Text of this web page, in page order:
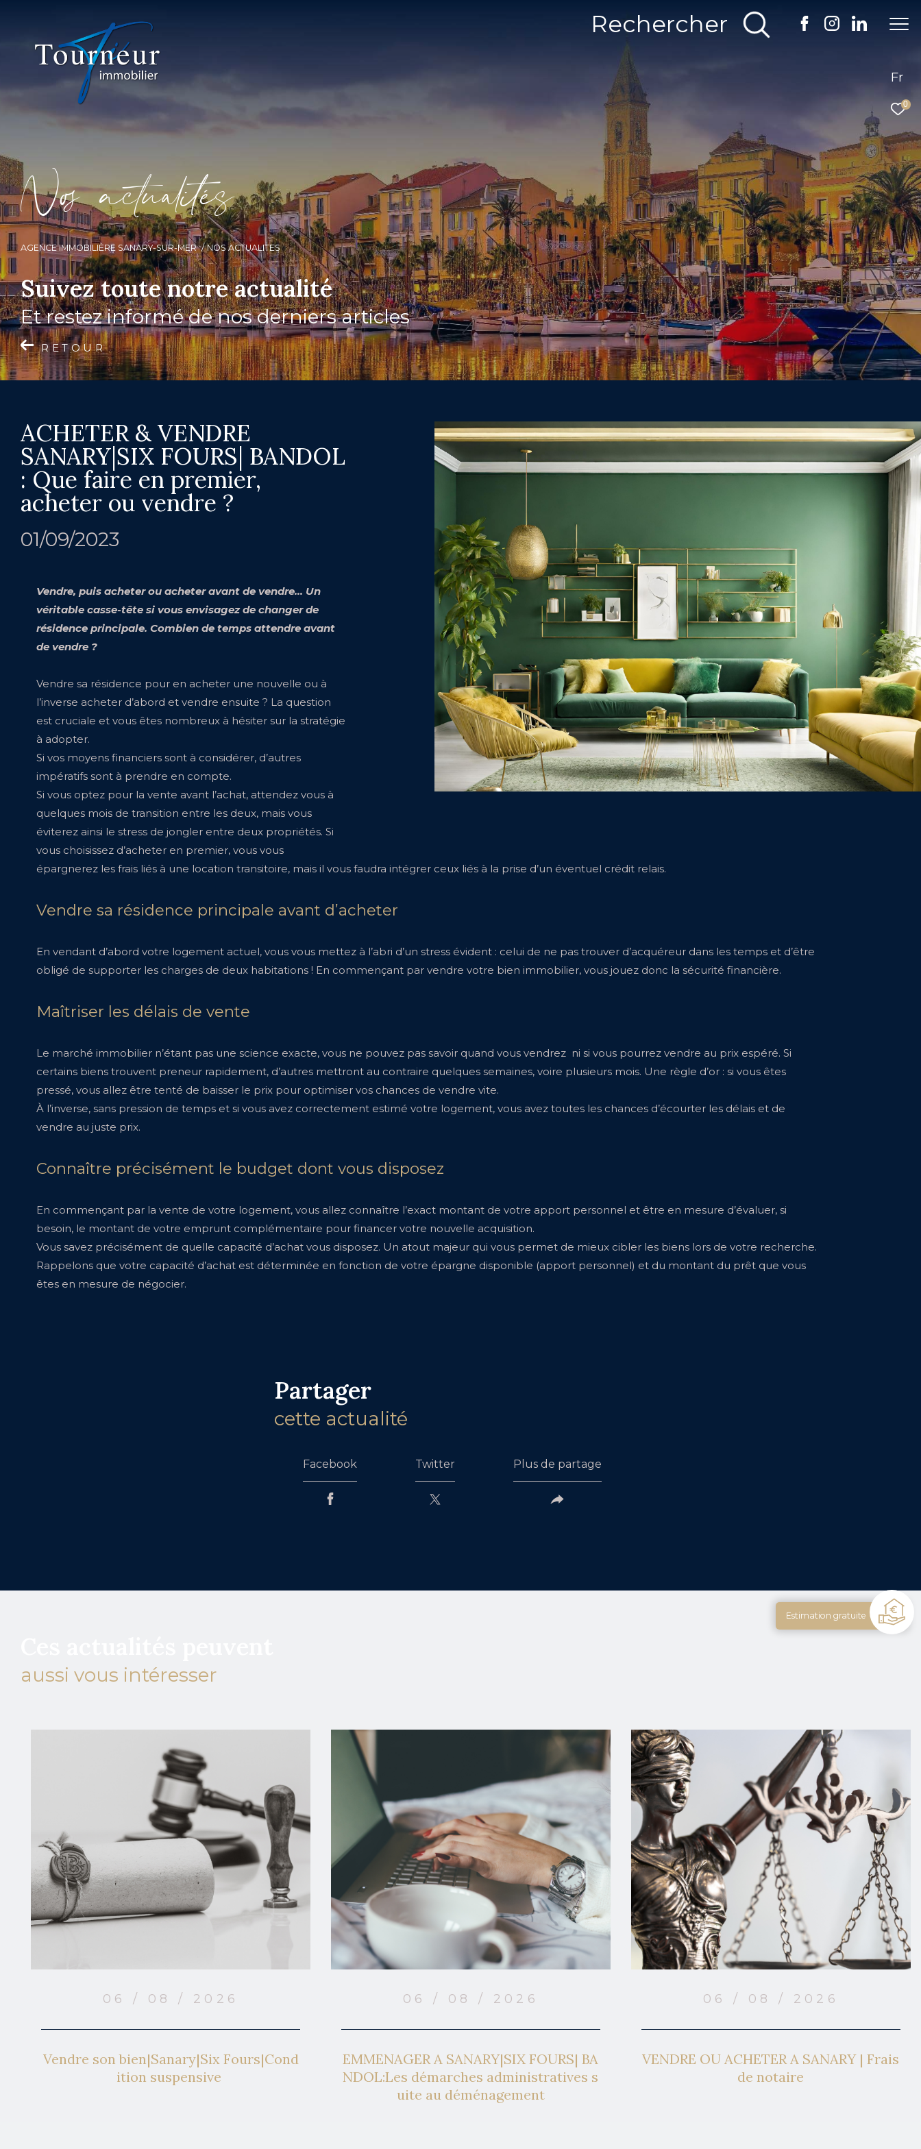
Fr
0
Rechercher
No actuaiés
AGENCE IMMOBILIÈRE SANARY-SUR-MER NOS ACTUALITES
Suivez toute notre actualité
et restez informé de nos derniers articles
RETOUR
ACHETER & VENDRE
SANARY|SIX FOURS| BANDOL
: Que faire en premier,
acheter ou vendre ?
01/09/2023
Vendre, puis acheter ou acheter avant de vendre… Un
véritable casse-tête si vous envisagez de changer de
résidence principale. Combien de temps attendre avant
de vendre ?
Vendre sa résidence pour en acheter une nouvelle ou à
l’inverse acheter d’abord et vendre ensuite ? La question
est cruciale et vous êtes nombreux à hésiter sur la stratégie
à adopter.
Si vos moyens financiers sont à considérer, d’autres
impératifs sont à prendre en compte.
Si vous optez pour la vente avant l’achat, attendez vous à
quelques mois de transition entre les deux, mais vous
éviterez ainsi le stress de jongler entre deux propriétés. Si
vous choisissez d’acheter en premier, vous vous
épargnerez les frais liés à une location transitoire, mais il vous faudra intégrer ceux liés à la prise d’un éventuel crédit relais.
Vendre sa résidence principale avant d’acheter
En vendant d’abord votre logement actuel, vous vous mettez à l’abri d’un stress évident : celui de ne pas trouver d’acquéreur dans les temps et d’être
obligé de supporter les charges de deux habitations ! En commençant par vendre votre bien immobilier, vous jouez donc la sécurité financière.
Maîtriser les délais de vente
Le marché immobilier n’étant pas une science exacte, vous ne pouvez pas savoir quand vous vendrez ni si vous pourrez vendre au prix espéré. Si
certains biens trouvent preneur rapidement, d’autres mettront au contraire quelques semaines, voire plusieurs mois. Une règle d’or : si vous êtes
pressé, vous allez être tenté de baisser le prix pour optimiser vos chances de vendre vite.
À l’inverse, sans pression de temps et si vous avez correctement estimé votre logement, vous avez toutes les chances d’écourter les délais et de
vendre au juste prix.
Connaître précisément le budget dont vous disposez
En commençant par la vente de votre logement, vous allez connaître l’exact montant de votre apport personnel et être en mesure d’évaluer, si
besoin, le montant de votre emprunt complémentaire pour financer votre nouvelle acquisition.
Vous savez précisément de quelle capacité d’achat vous disposez. Un atout majeur qui vous permet de mieux cibler les biens lors de votre recherche.
Rappelons que votre capacité d’achat est déterminée en fonction de votre épargne disponible (apport personnel) et du montant du prêt que vous
êtes en mesure de négocier.
Partager
cette actualité
Facebook Twitter Plus de partage
aussi vous intéresser
06 / 08 / 2026
Vendre son bien|Sanary|Six Fours|Cond
ition suspensive
06 / 08 / 2026
EMMENAGER A SANARY|SIX FOURS| BA
NDOL:Les démarches administratives s
uite au déménagement
06 / 08 / 2026
VENDRE OU ACHETER A SANARY | Frais
de notaire
Estimation gratuite